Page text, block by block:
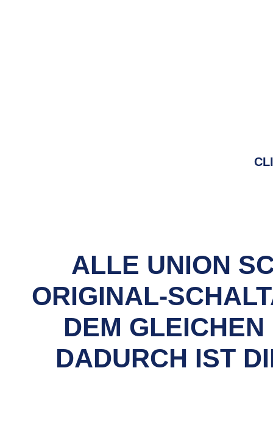
ALLE UNION
ORIGINAL-
DEM
DADURCH IST